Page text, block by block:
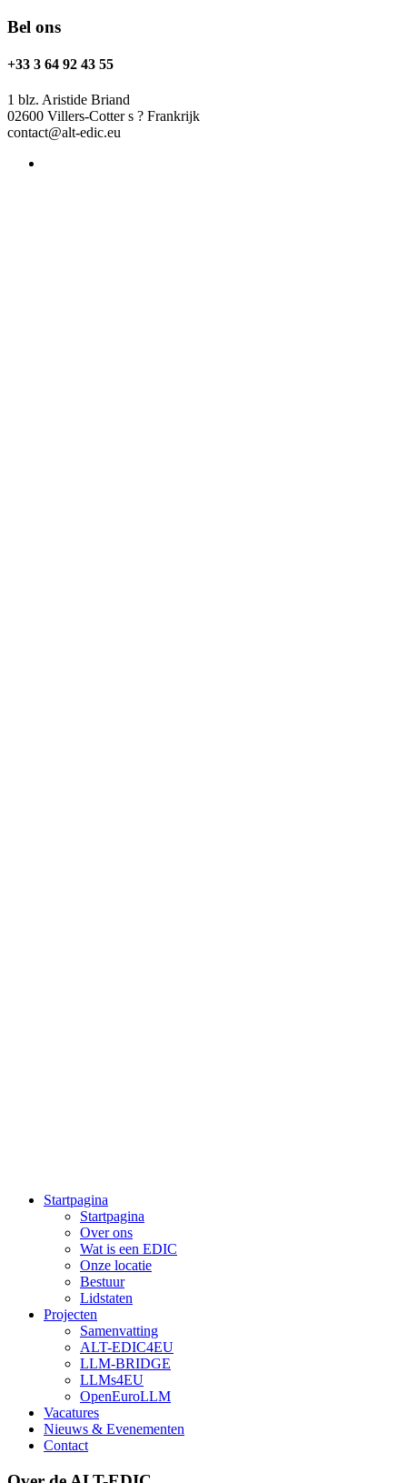
Bel ons
+33 3 64 92 43 55
1 blz. Aristide Briand
02600 Villers-Cotter s ? Frankrijk
contact@alt-edic.eu
Startpagina
Startpagina
Over ons
Wat is een EDIC
Onze locatie
Bestuur
Lidstaten
Projecten
Samenvatting
ALT-EDIC4EU
LLM-BRIDGE
LLMs4EU
OpenEuroLLM
Vacatures
Nieuws & Evenementen
Contact